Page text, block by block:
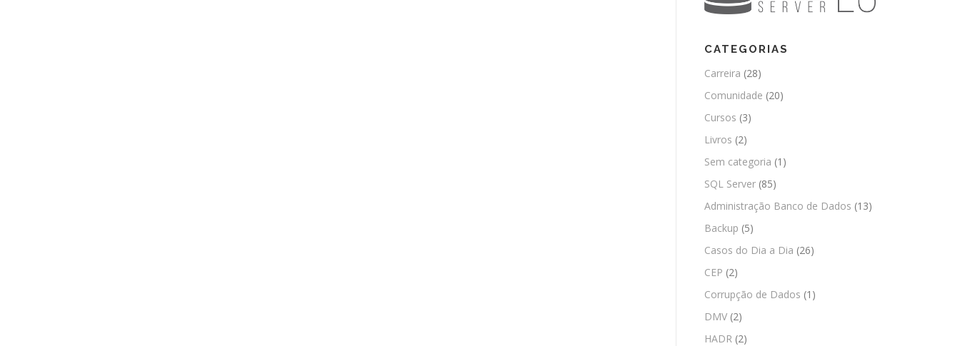
CATEGORIAS
Carreira (28)
Comunidade (20)
Cursos (3)
Livros (2)
Sem categoria (1)
SQL Server (85)
Administração Banco de Dados (13)
Backup (5)
Casos do Dia a Dia (26)
CEP (2)
Corrupção de Dados (1)
DMV (2)
HADR (2)